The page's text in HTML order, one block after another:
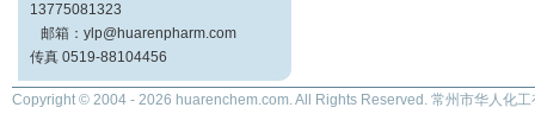
13775081323
邮箱：ylp@huarenpharm.com
传真 0519-88104456
Copyright © 2004 - 2026 huarenchem.com. All Rights Reserved. 常州市华人化工